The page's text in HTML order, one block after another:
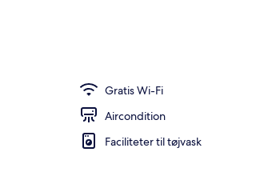
Gratis Wi-Fi
Aircondition
Faciliteter til tøjvask